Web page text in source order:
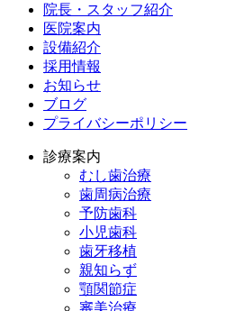
院長・スタッフ紹介
医院案内
設備紹介
採用情報
お知らせ
ブログ
プライバシーポリシー
診療案内
むし歯治療
歯周病治療
予防歯科
小児歯科
歯牙移植
親知らず
顎関節症